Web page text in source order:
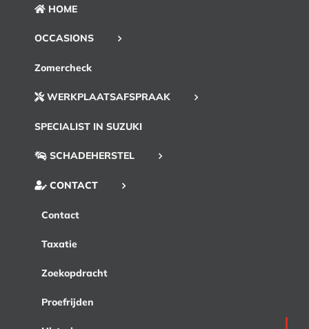
HOME
OCCASIONS
Zomercheck
WERKPLAATSAFSPRAAK
SPECIALIST IN SUZUKI
SCHADEHERSTEL
CONTACT
Contact
Taxatie
Zoekopdracht
Proefrijden